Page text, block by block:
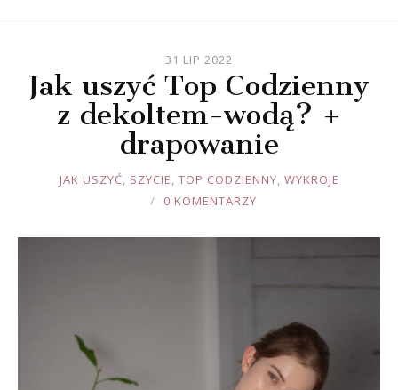
31 LIP 2022
Jak uszyć Top Codzienny
z dekoltem-wodą? +
drapowanie
JOULE
JAK USZYĆ, SZYCIE, TOP CODZIENNY, WYKROJE
0 KOMENTARZY